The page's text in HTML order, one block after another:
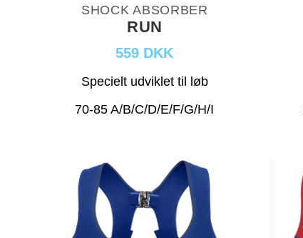
SHOCK ABSORBER
RUN
559 DKK
Specielt udviklet til løb
70-85 A/B/C/D/E/F/G/H/I